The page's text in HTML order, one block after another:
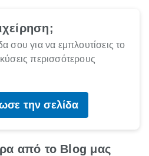
σου για να εμπλουτίσεις το
περισσότερους
την σελίδα
από το Blog μας